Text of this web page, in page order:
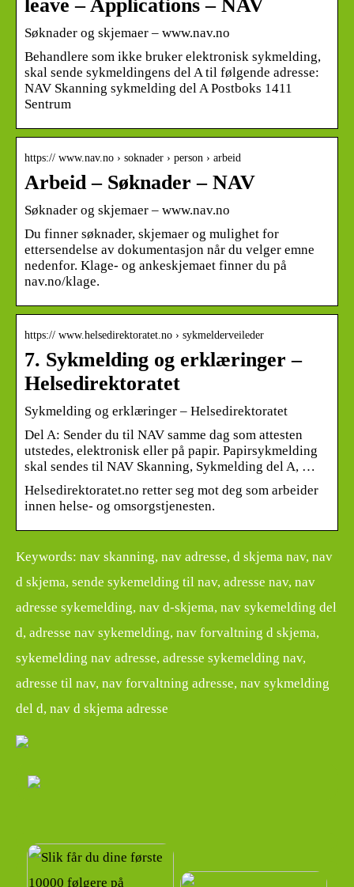
leave – Applications – NAV
Søknader og skjemaer – www.nav.no
Behandlere som ikke bruker elektronisk sykmelding,
skal sende sykmeldingens del A til følgende adresse:
NAV Skanning sykmelding del A Postboks 1411
Sentrum
https:// www.nav.no › soknader › person › arbeid
Arbeid – Søknader – NAV
Søknader og skjemaer – www.nav.no
Du finner søknader, skjemaer og mulighet for
ettersendelse av dokumentasjon når du velger emne
nedenfor. Klage- og ankeskjemaet finner du på
nav.no/klage.
https:// www.helsedirektoratet.no › sykmelderveileder
7. Sykmelding og erklæringer –
Helsedirektoratet
Sykmelding og erklæringer – Helsedirektoratet
Del A: Sender du til NAV samme dag som attesten
utstedes, elektronisk eller på papir. Papirsykmelding
skal sendes til NAV Skanning, Sykmelding del A, …
Helsedirektoratet.no retter seg mot deg som arbeider
innen helse- og omsorgstjenesten.
Keywords: nav skanning, nav adresse, d skjema nav, nav
d skjema, sende sykemelding til nav, adresse nav, nav
adresse sykemelding, nav d-skjema, nav sykemelding del
d, adresse nav sykemelding, nav forvaltning d skjema,
sykemelding nav adresse, adresse sykemelding nav,
adresse til nav, nav forvaltning adresse, nav sykmelding
del d, nav d skjema adresse